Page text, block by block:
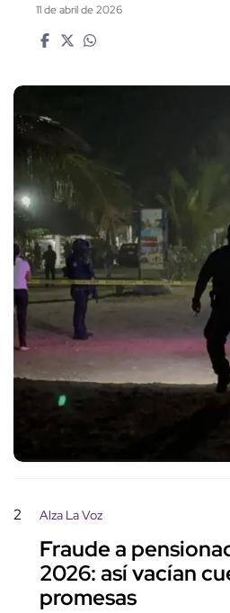
11 de abril de 2026
2 Alza La Voz
Fraude a
2026: así vacían
promesas